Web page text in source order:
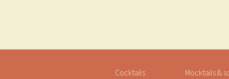
Cocktails Mocktails &